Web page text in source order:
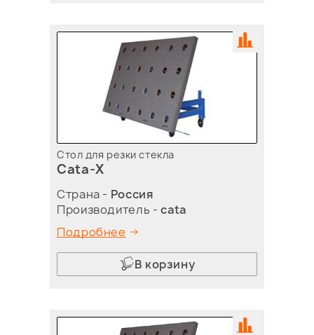
Стол для резки стекла
Cata-X
Страна - Россия
Производитель -cata
Подробнее
В корзину